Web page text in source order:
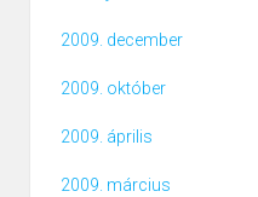
2009. december
2009. október
2009. április
2009. március